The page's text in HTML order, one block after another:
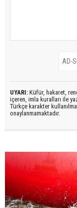
UYARI: Küfür, hakaret,
içeren, imla kuralları ile
Türkçe karakter
onaylanmamaktadır.